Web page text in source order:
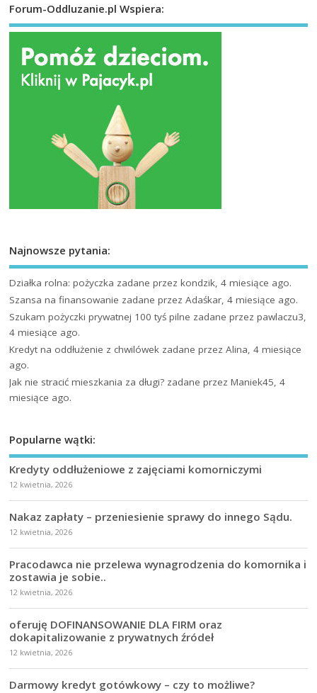
Forum-Oddluzanie.pl Wspiera:
Najnowsze pytania:
Działka rolna: pożyczka zadane przez kondzik, 4 miesiące ago.
Szansa na finansowanie zadane przez Adaśkar, 4 miesiące ago.
Szukam pożyczki prywatnej 100 tyś pilne zadane przez pawlaczu3,
4 miesiące ago.
Kredyt na oddłużenie z chwilówek zadane przez Alina, 4 miesiące
ago.
Jak nie stracić mieszkania za długi? zadane przez Maniek45, 4
miesiące ago.
Popularne wątki:
Kredyty oddłużeniowe z zajęciami komorniczymi
12 kwietnia, 2026
Nakaz zapłaty – przeniesienie sprawy do innego Sądu.
12 kwietnia, 2026
Pracodawca nie przelewa wynagrodzenia do komornika i
zostawia je sobie..
12 kwietnia, 2026
oferuję DOFINANSOWANIE DLA FIRM oraz
dokapitalizowanie z prywatnych źródeł
12 kwietnia, 2026
Darmowy kredyt gotówkowy – czy to możliwe?